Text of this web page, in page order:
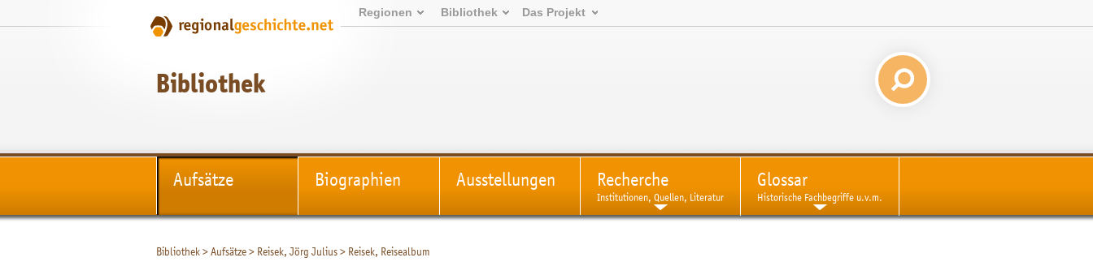
Regionen Bibliothek Das Projekt
Bibliothek
Aufsätze Biographien Ausstellungen Recherche
Institutionen, Quellen, Literatur
Glossar
Historische Fachbegriffe u.v.m.
Bibliothek>Aufsätze> Reisek, Jörg Julius> Reisek, Reisealbum